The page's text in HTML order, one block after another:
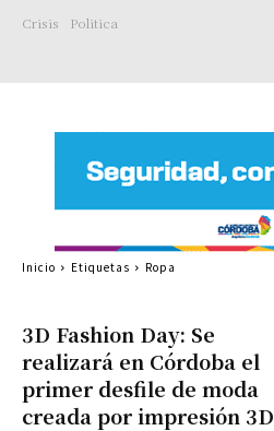
Crisis
Politica
3D Fashion Day: Se
realizará en Córdoba el
primer desfile de moda
creada por impresión 3D
Inicio Etiquetas Ropa